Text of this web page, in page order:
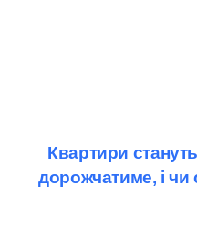
Квартири
дорожчатиме, і